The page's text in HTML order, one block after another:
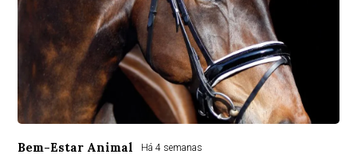
Bem-Estar Animal Há 4 semanas